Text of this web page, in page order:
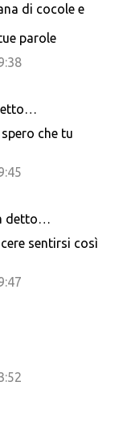
di cocole e
parole
che tu
detto…
sentirsi così